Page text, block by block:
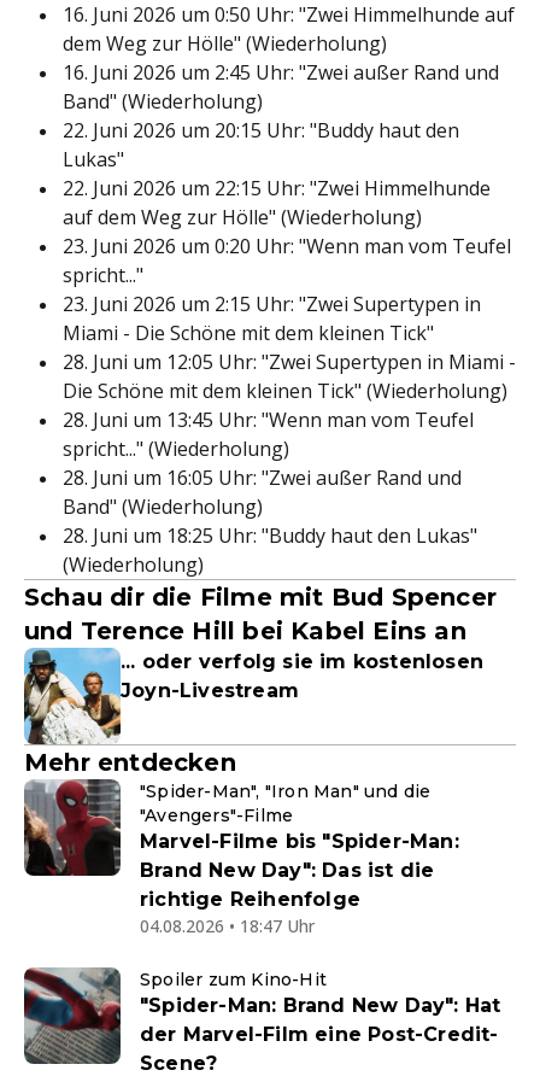
16. Juni 2026 um 0:50 Uhr: "Zwei Himmelhunde auf
dem Weg zur Hölle" (Wiederholung)
16. Juni 2026 um 2:45 Uhr: "Zwei außer Rand und
Band" (Wiederholung)
22. Juni 2026 um 20:15 Uhr: "Buddy haut den
Lukas"
22. Juni 2026 um 22:15 Uhr: "Zwei Himmelhunde
auf dem Weg zur Hölle" (Wiederholung)
23. Juni 2026 um 0:20 Uhr: "Wenn man vom Teufel
spricht..."
23. Juni 2026 um 2:15 Uhr: "Zwei Supertypen in
Miami - Die Schöne mit dem kleinen Tick"
28. Juni um 12:05 Uhr: "Zwei Supertypen in Miami -
Die Schöne mit dem kleinen Tick" (Wiederholung)
28. Juni um 13:45 Uhr: "Wenn man vom Teufel
spricht..." (Wiederholung)
28. Juni um 16:05 Uhr: "Zwei außer Rand und
Band" (Wiederholung)
28. Juni um 18:25 Uhr: "Buddy haut den Lukas"
(Wiederholung)
Schau dir die Filme mit Bud Spencer
und Terence Hill bei Kabel Eins an
... oder verfolg sie im kostenlosen
Joyn-Livestream
Mehr entdecken
"Spider-Man", "Iron Man" und die
"Avengers"-Filme
Marvel-Filme bis "Spider-Man:
Brand New Day": Das ist die
richtige Reihenfolge
04.08.2026 • 18:47 Uhr
Spoiler zum Kino-Hit
"Spider-Man: Brand New Day": Hat
der Marvel-Film eine Post-Credit-
Scene?